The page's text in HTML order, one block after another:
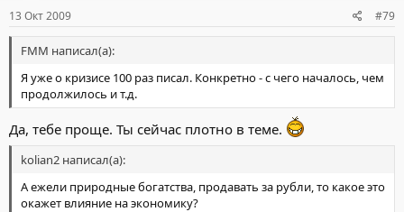
13 Окт 2009 #79
FMM написал(а):
Я уже о кризисе 100 раз писал. Конкретно - с чего началось, чем
продолжилось и т.д.
Да, тебе проще. Ты сейчас плотно в теме.
kolian2 написал(а):
А ежели природные богатства, продавать за рубли, то какое это
окажет влияние на экономику?